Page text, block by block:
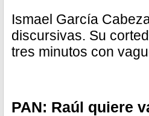
Ismael García
discursivas. Su
tres minutos con
PAN: Raúl quiere